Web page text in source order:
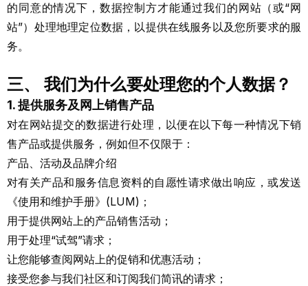
的同意的情况下，数据控制方才能通过我们的网站（或“网
站”）处理地理定位数据，以提供在线服务以及您所要求的服
务。
三、 我们为什么要处理您的个人数据？
1. 提供服务及网上销售产品
对在网站提交的数据进行处理，以便在以下每一种情况下销
售产品或提供服务，例如但不仅限于：
产品、活动及品牌介绍
对有关产品和服务信息资料的自愿性请求做出响应，或发送
《使用和维护手册》(LUM)；
用于提供网站上的产品销售活动；
用于处理“试驾”请求；
让您能够查阅网站上的促销和优惠活动；
接受您参与我们社区和订阅我们简讯的请求；